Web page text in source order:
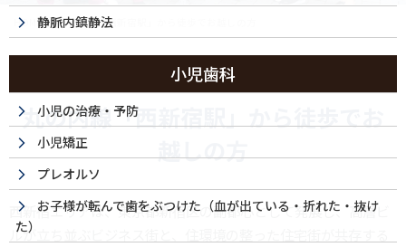
HOME 丸の内線「西新宿駅」から徒歩でお越しの方
丸の内線「西新宿駅」から徒歩でお
越しの方
西新宿エリアは、東京都新宿区の副都心として発展し、高層ビ
ルが立ち並ぶビジネス街と、住環境の整った住宅街が共存する
静脈内鎮静法
小児歯科
小児の治療・予防
小児矯正
プレオルソ
お子様が転んで歯をぶつけた（血が出ている・折れた・抜け
た）